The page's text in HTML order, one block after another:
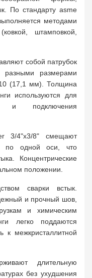
По стандарту asme
методами
штамповкой,
собой патрубок
размерами
(17,1 мм). Толщина
используются для
и подключения
3/4"х3/8" смещают
по одной оси, что
Концентрические
положении.
сварки встык.
и прочный шов,
и химическим
легко поддаются
к межкристаллитной
длительную
без ухудшения